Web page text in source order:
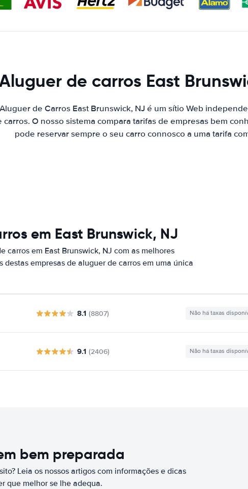
de carros East
Aluguer de Carros East Brunswick, NJ é um sítio Web
carros. O nosso sistema compara tarifas de empresas bem
pode reservar sempre o seu carro connosco a uma tarifa
em East Brunswick, NJ
carros em East Brunswick, NJ com as melhores
empresas de aluguer de carros em uma única
8.1 (8807) Não há taxas
9.1 (2406) Não há taxas
bem preparada
Leia os nossos artigos com informações e dicas
que melhor se lhe adequa.